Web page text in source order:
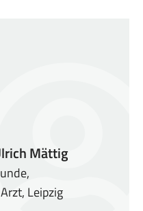
Mättig
Leipzig